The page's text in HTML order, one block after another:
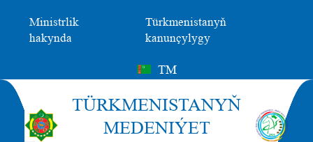
Ministrlik
hakynda
Türkmenistanyň
kanunçylygy
TM
TÜRKMENISTANYŇ
MEDENIÝET